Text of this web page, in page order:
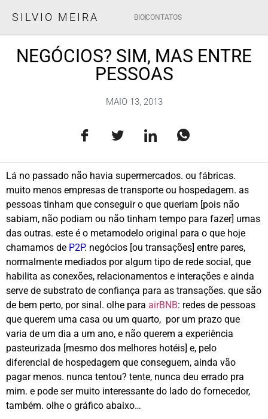
SILVIO MEIRA BIOCONTATOS
NEGÓCIOS? SIM, MAS ENTRE
PESSOAS
MAIO 13, 2013
Lá no passado não havia supermercados. ou fábricas.
muito menos empresas de transporte ou hospedagem. as
pessoas tinham que conseguir o que queriam [pois não
sabiam, não podiam ou não tinham tempo para fazer] umas
das outras. este é o metamodelo original para o que hoje
chamamos de P2P. negócios [ou transações] entre pares,
normalmente mediados por algum tipo de rede social, que
habilita as conexões, relacionamentos e interações e ainda
serve de substrato de confiança para as transações. que são
de bem perto, por sinal. olhe para airBNB: redes de pessoas
que querem uma casa ou um quarto, por um prazo que
varia de um dia a um ano, e não querem a experiência
pasteurizada [mesmo dos melhores hotéis] e, pelo
diferencial de hospedagem que conseguem, ainda vão
pagar menos. nunca tentou? tente, nunca deu errado pra
mim. e pode ser muito interessante do lado do fornecedor,
também. olhe o gráfico abaixo…